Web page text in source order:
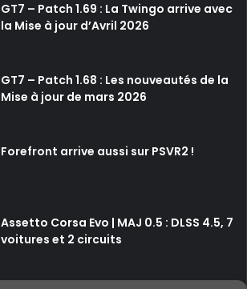
GT7 – Patch 1.69 : La Twingo arrive avec
la Mise à jour d’Avril 2026
GT7 – Patch 1.68 : Les nouveautés de la
Mise à jour de mars 2026
Forefront arrive aussi sur PSVR2 !
Assetto Corsa Evo | MAJ 0.5 : DLSS 4.5, 7
voitures et 2 circuits